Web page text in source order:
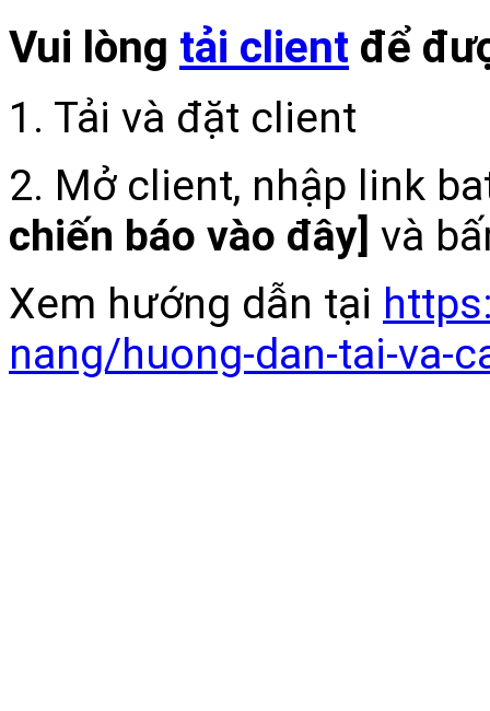
Vui lòng tải client để
1. Tải và đặt client
2. Mở client, nhập link
chiến báo vào đây] và
Xem hướng dẫn tại
nang/huong-dan-tai-va-